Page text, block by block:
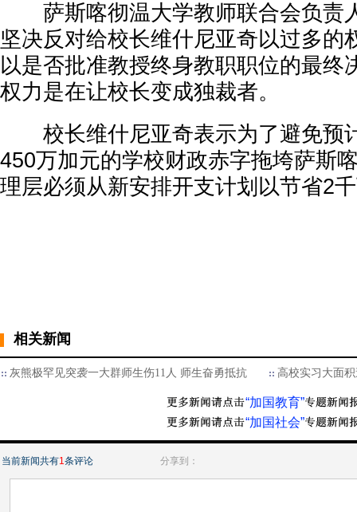
萨斯喀彻温大学教师联合会负责
坚决反对给校长维什尼亚奇以过多的
以是否批准教授终身教职职位的最终
权力是在让校长变成独裁者。
校长维什尼亚奇表示为了避免预
450万加元的学校财政赤字拖垮萨斯
理层必须从新安排开支计划以节省2
相关新闻
灰熊极罕见突袭一大群师生伤11人 师生奋勇抵抗 高校实习大面
“加国教育”
“加国社会”
当前新闻共有1条评论 分享到：